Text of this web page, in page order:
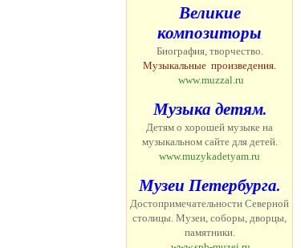
Великие
композиторы
Биография, творчество.
Музыкальные произведения.
www.muzzal.ru
Музыка детям.
Детям о хорошей музыке на
музыкальном сайте для детей.
www.muzykadetyam.ru
Музеи Петербурга.
Достопримечательности Северной
столицы. Музеи, соборы, дворцы,
памятники.